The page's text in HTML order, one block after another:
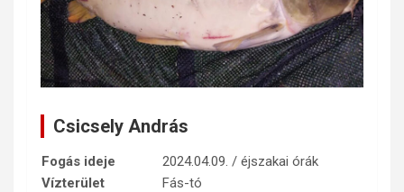
Csicsely András
Fogás ideje
2024.04.09. / éjszakai órák
Vízterület
Fás-tó